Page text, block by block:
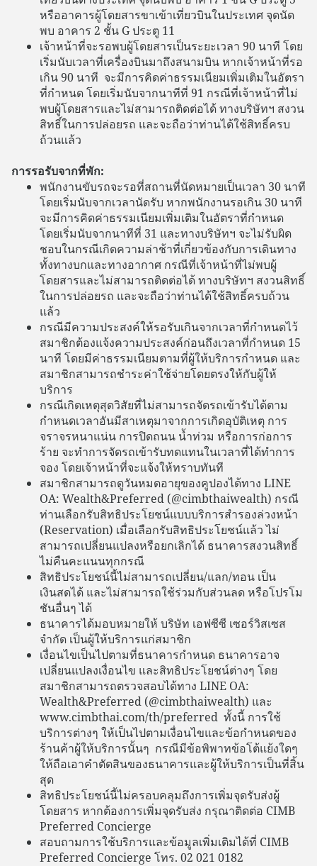
หรืออาคารผู้โดยสารขาเข้าเที่ยวบินในประเทศ จุดนัด
พบ อาคาร 2 ชั้น G ประตู 11
เจ้าหน้าที่จะรอพบผู้โดยสารเป็นระยะเวลา 90 นาที โดย
เริ่มนับเวลาที่เครื่องบินมาถึงสนามบิน หากเจ้าหน้าที่รอ
เกิน 90 นาที จะมีการคิดค่าธรรมเนียมเพิ่มเติมในอัตรา
ที่กำหนด โดยเริ่มนับจากนาทีที่ 91 กรณีที่เจ้าหน้าที่ไม่
พบผู้โดยสารและไม่สามารถติดต่อได้ ทางบริษัทฯ สงวน
สิทธิ์ในการปล่อยรถ และจะถือว่าท่านได้ใช้สิทธิ์ครบ
ถ้วนแล้ว
การรอรับจากที่พัก:
พนักงานขับรถจะรอที่สถานที่นัดหมายเป็นเวลา 30 นาที
โดยเริ่มนับจากเวลานัดรับ หากพนักงานรอเกิน 30 นาที
จะมีการคิดค่าธรรมเนียมเพิ่มเติมในอัตราที่กำหนด
โดยเริ่มนับจากนาทีที่ 31 และทางบริษัทฯ จะไม่รับผิด
ชอบในกรณีเกิดความล่าช้าที่เกี่ยวข้องกับการเดินทาง
ทั้งทางบกและทางอากาศ กรณีที่เจ้าหน้าที่ไม่พบผู้
โดยสารและไม่สามารถติดต่อได้ ทางบริษัทฯ สงวนสิทธิ์
ในการปล่อยรถ และจะถือว่าท่านได้ใช้สิทธิ์ครบถ้วน
แล้ว
กรณีมีความประสงค์ให้รอรับเกินจากเวลาที่กำหนดไว้
สมาชิกต้องแจ้งความประสงค์ก่อนถึงเวลาที่กำหนด 15
นาที โดยมีค่าธรรมเนียมตามที่ผู้ให้บริการกำหนด และ
สมาชิกสามารถชำระค่าใช้จ่ายโดยตรงให้กับผู้ให้
บริการ
กรณีเกิดเหตุสุดวิสัยที่ไม่สามารถจัดรถเข้ารับได้ตาม
กำหนดเวลาอันมีสาเหตุมาจากการเกิดอุบัติเหตุ การ
จราจรหนาแน่น การปิดถนน น้ำท่วม หรือการก่อการ
ร้าย จะทำการจัดรถเข้ารับทดแทนในเวลาที่ได้ทำการ
จอง โดยเจ้าหน้าที่จะแจ้งให้ทราบทันที
สมาชิกสามารถดูวันหมดอายุของคูปองได้ทาง LINE
OA: Wealth&Preferred (@cimbthaiwealth) กรณี
ท่านเลือกรับสิทธิประโยชน์แบบบริการสำรองล่วงหน้า
(Reservation) เมื่อเลือกรับสิทธิประโยชน์แล้ว ไม่
สามารถเปลี่ยนแปลงหรือยกเลิกได้ ธนาคารสงวนสิทธิ์
ไม่คืนคะแนนทุกกรณี
สิทธิประโยชน์นี้ไม่สามารถเปลี่ยน/แลก/ทอน เป็น
เงินสดได้ และไม่สามารถใช้ร่วมกับส่วนลด หรือโปรโม
ชันอื่นๆ ได้
ธนาคารได้มอบหมายให้ บริษัท เอฟซีซี เซอร์วิสเซส
จำกัด เป็นผู้ให้บริการแก่สมาชิก
เงื่อนไขเป็นไปตามที่ธนาคารกำหนด ธนาคารอาจ
เปลี่ยนแปลงเงื่อนไข และสิทธิประโยชน์ต่างๆ โดย
สมาชิกสามารถตรวจสอบได้ทาง LINE OA:
Wealth&Preferred (@cimbthaiwealth) และ
www.cimbthai.com/th/preferred ทั้งนี้ การใช้
บริการต่างๆ ให้เป็นไปตามเงื่อนไขและข้อกำหนดของ
ร้านค้าผู้ให้บริการนั้นๆ กรณีมีข้อพิพาทข้อโต้แย้งใดๆ
ให้ถือเอาคำตัดสินของธนาคารและผู้ให้บริการเป็นที่สิ้น
สุด
สิทธิประโยชน์นี้ไม่ครอบคลุมถึงการเพิ่มจุดรับส่งผู้
โดยสาร หากต้องการเพิ่มจุดรับส่ง กรุณาติดต่อ CIMB
Preferred Concierge
สอบถามการใช้บริการและข้อมูลเพิ่มเติมได้ที่ CIMB
Preferred Concierge โทร. 02 021 0182